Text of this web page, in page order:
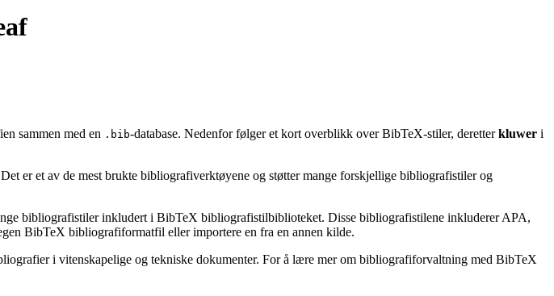
sammen med en .bib-database. Nedenfor følger et kort overblikk over BibTeX-stiler, deretterkluwer i
er et av de mest brukte bibliografiverktøyene og støtter mange forskjellige bibliografistiler og
bibliografistiler inkludert i BibTeX bibliografistilbiblioteket. Disse bibliografistilene inkluderer APA,
BibTeX bibliografiformatfil eller importere en fra en annen kilde.
i vitenskapelige og tekniske dokumenter. For å lære mer om bibliografiforvaltning med BibTeX